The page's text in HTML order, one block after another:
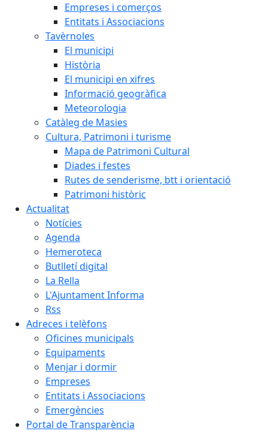
Empreses i comerços
Entitats i Associacions
Tavèrnoles
El municipi
Història
El municipi en xifres
Informació geogràfica
Meteorologia
Catàleg de Masies
Cultura, Patrimoni i turisme
Mapa de Patrimoni Cultural
Diades i festes
Rutes de senderisme, btt i orientació
Patrimoni històric
Actualitat
Notícies
Agenda
Hemeroteca
Butlletí digital
La Rella
L'Ajuntament Informa
Rss
Adreces i telèfons
Oficines municipals
Equipaments
Menjar i dormir
Empreses
Entitats i Associacions
Emergències
Portal de Transparència